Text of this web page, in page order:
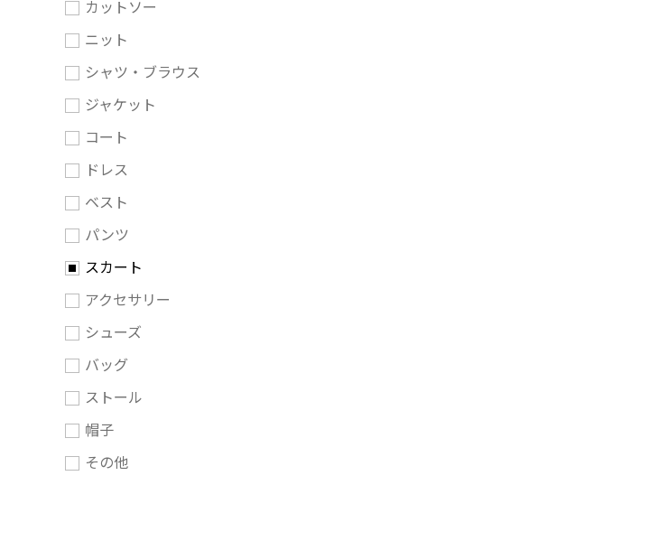
カットソー
ニット
シャツ・ブラウス
ジャケット
コート
ドレス
ベスト
パンツ
スカート
アクセサリー
シューズ
バッグ
ストール
帽子
その他